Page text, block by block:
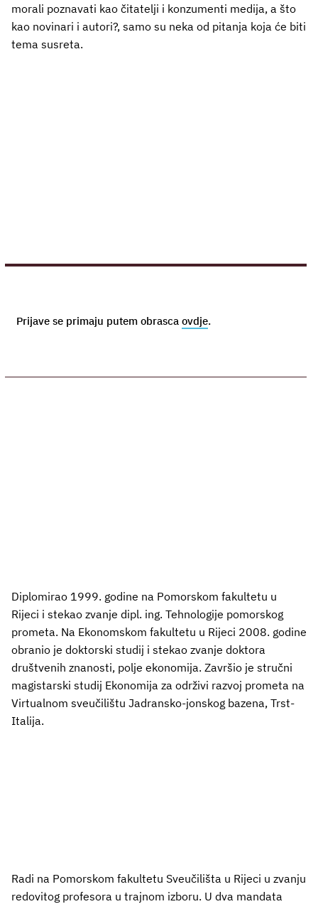
morali poznavati kao čitatelji i konzumenti medija, a što
kao novinari i autori?, samo su neka od pitanja koja će biti
tema susreta.
Prijave se primaju putem obrascaovdje.
Diplomirao 1999. godine na Pomorskom fakultetu u
Rijeci i stekao zvanje dipl. ing. Tehnologije pomorskog
prometa. Na Ekonomskom fakultetu u Rijeci 2008. godine
obranio je doktorski studij i stekao zvanje doktora
društvenih znanosti, polje ekonomija. Završio je stručni
magistarski studij Ekonomija za održivi razvoj prometa na
Virtualnom sveučilištu Jadransko-jonskog bazena, Trst-
Italija.
Radi na Pomorskom fakultetu Sveučilišta u Rijeci u zvanju
redovitog profesora u trajnom izboru. U dva mandata